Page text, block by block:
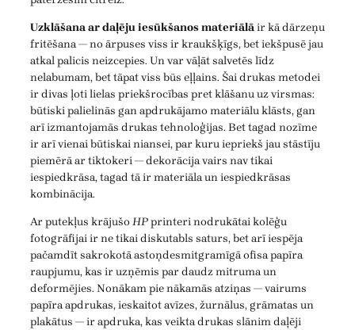
Uzklāšana ar daļēju iesūkšanos materiālāir kā dārzeņu
fritēšana — no ārpuses viss ir kraukšķīgs, bet iekšpusē jau
atkal palicis neizcepies. Un var vāļāt salvetēs līdz
nelabumam, bet tāpat viss būs eļļains. Šai drukas metodei
ir divas ļoti lielas priekšrocības pret klāšanu uz virsmas:
būtiski palielinās gan apdrukājamo materiālu klāsts, gan
arī izmantojamās drukas tehnoloģijas. Bet tagad nozīme
ir arī vienai būtiskai niansei, par kuru iepriekš jau stāstīju
piemērā ar tiktokeri — dekorācija vairs nav tikai
iespiedkrāsa, tagad tā ir materiāla un iespiedkrāsas
kombinācija.
Ar putekļus krājušoHPprinteri nodrukātai kolēģu
fotogrāfijai ir ne tikai diskutabls saturs, bet arī iespēja
pačamdīt sakrokotā astoņdesmitgramīgā ofisa papīra
raupjumu, kas ir uzņēmis par daudz mitruma un
deformējies. Nonākam pie nākamās atziņas — vairums
papīra apdrukas, ieskaitot avīzes, žurnālus, grāmatas un
plakātus — ir apdruka, kas veikta drukas slānim daļēji